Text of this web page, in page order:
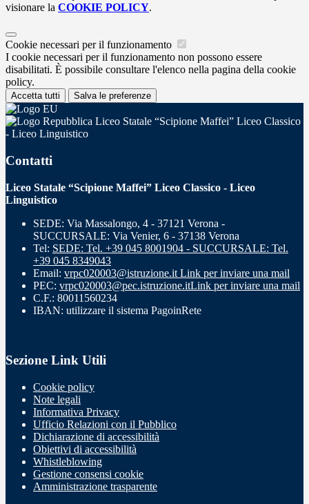
visionare la COOKIE POLICY.
Cookie necessari per il funzionamento
I cookie necessari per il funzionamento non possono essere
disabilitati. È possibile consultare l'elenco nella pagina della cookie
policy.
Accetta tutti Salva le preferenze
Liceo Statale “Scipione Maffei” Liceo Classico
- Liceo Linguistico
Contatti
Liceo Statale “Scipione Maffei” Liceo Classico - Liceo
Linguistico
SEDE: Via Massalongo, 4 - 37121 Verona -
SUCCURSALE: Via Venier, 6 - 37138 Verona
Tel: SEDE: Tel. +39 045 8001904 - SUCCURSALE: Tel.
+39 045 8349043
Email: vrpc020003@istruzione.it Link per inviare una mail
PEC: vrpc020003@pec.istruzione.itLink per inviare una mail
C.F.: 80011560234
IBAN: utilizzare il sistema PagoinRete
Sezione Link Utili
Cookie policy
Note legali
Informativa Privacy
Ufficio Relazioni con il Pubblico
Dichiarazione di accessibilità
Obiettivi di accessibilità
Whistleblowing
Gestione consensi cookie
Amministrazione trasparente